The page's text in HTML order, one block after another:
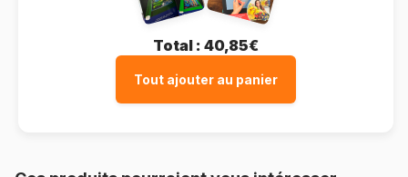
Total : 40,85€
Tout ajouter au panier